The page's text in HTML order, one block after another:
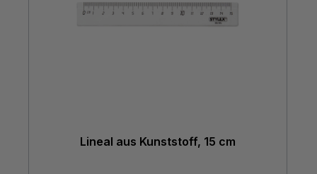
Lineal aus Kunststoff, 15 cm